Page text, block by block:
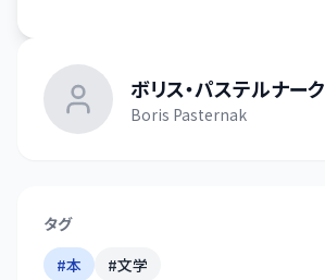
ボリス・パステルナーク
Boris Pasternak
タグ
#本 #文学